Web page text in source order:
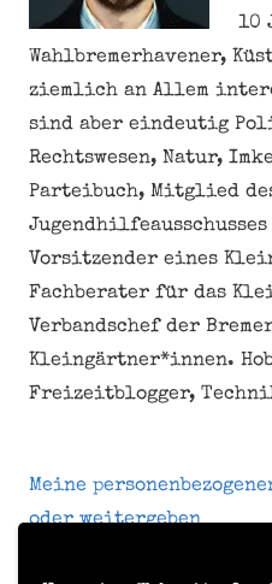
10
Wahlbremerhavener,
ziemlich an Allem
sind aber eindeutig
Rechtswesen, Natur,
Parteibuch, Mitglied
Vorsitzender eines
Fachberater für das
Verbandschef der
Kleingärtner*innen.
Freizeitblogger,
Meine
oder weitergeben